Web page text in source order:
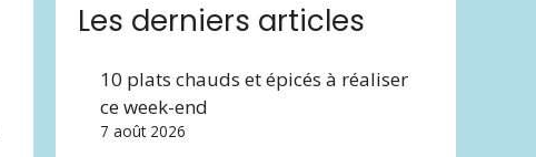
Les derniers articles
10 plats chauds et épicés à réaliser
ce week-end
7 août 2026